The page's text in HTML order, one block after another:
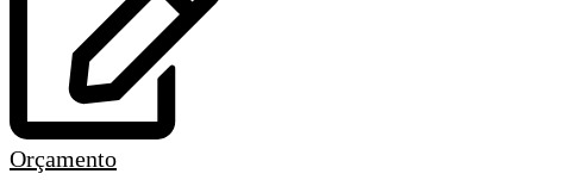
Orçamento